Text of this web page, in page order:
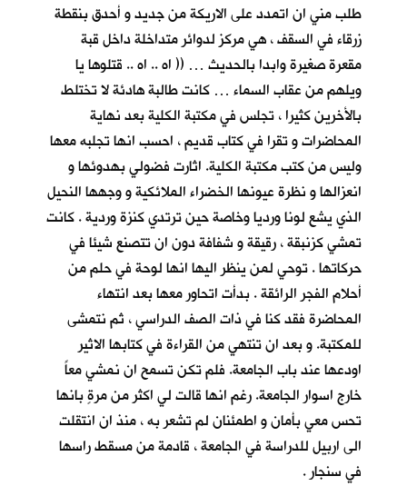
طلب مني ان اتمدد على الاريكة من جديد و أحدق بنقطة
زرقاء في السقف ، هي مركز لدوائر متداخلة داخل قبة
مقعرة صغيرة وابدا بالحديث … (( اه .. اه .. قتلوها يا
ويلهم من عقاب السماء … كانت طالبة هادئة لا تختلط
بالأخرين كثيرا ، تجلس في مكتبة الكلية بعد نهاية
المحاضرات و تقرا في كتاب قديم ، احسب انها تجلبه معها
وليس من كتب مكتبة الكلية. اثارت فضولي بهدوئها و
انعزالها و نظرة عيونها الخضراء الملائكية و وجهها النحيل
الذي يشع لونا ورديا وخاصة حين ترتدي كنزة وردية . كانت
تمشي كزنبقة ، رقيقة و شفافة دون ان تتصنع شيئا في
حركاتها . توحي لمن ينظر اليها انها لوحة في حلم من
أحلام الفجر الرائقة . بدأت اتحاور معها بعد انتهاء
المحاضرة فقد كنا في ذات الصف الدراسي ، ثم نتمشى
للمكتبة. و بعد ان تنتهي من القراءة في كتابها الاثير
اودعها عند باب الجامعة. فلم تكن تسمح ان نمشي معاً
خارج اسوار الجامعة. رغم انها قالت لي اكثر من مرةٍ بانها
تحس معي بأمان و اطمئنان لم تشعر به ، منذ ان انتقلت
الى اربيل للدراسة في الجامعة ، قادمة من مسقط راسها
في سنجار .